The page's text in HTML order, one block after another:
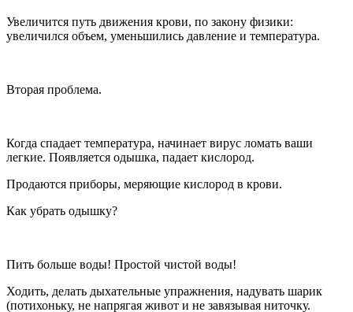
Увеличится путь движения крови, по закону физики:
увеличился объем, уменьшились давление и температура.
Вторая проблема.
Когда спадает температура, начинает вирус ломать ваши
легкие. Появляется одышка, падает кислород.
Продаются приборы, меряющие кислород в крови.
Как убрать одышку?
Пить больше воды! Простой чистой воды!
Ходить, делать дыхательные упражнения, надувать шарик
(потихоньку, не напрягая живот и не завязывая ниточку.